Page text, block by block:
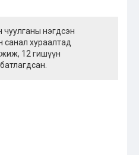
нэгдсэн
санал хураалтад
12 гишүүн